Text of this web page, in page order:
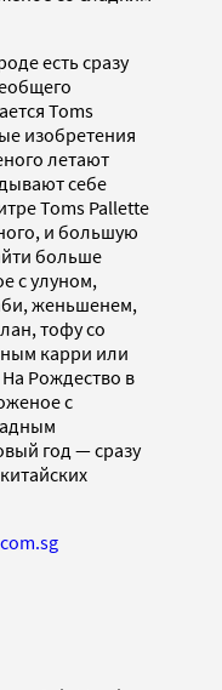
есть сразу
Toms
изобретения
летают
себе
Toms Pallette
и большую
больше
с улуном,
женьшенем,
тофу со
карри или
Рождество в
с
год — сразу